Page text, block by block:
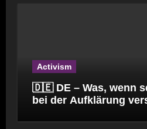
Activism
🇩🇪 DE – Was, wenn
bei der Aufklärung